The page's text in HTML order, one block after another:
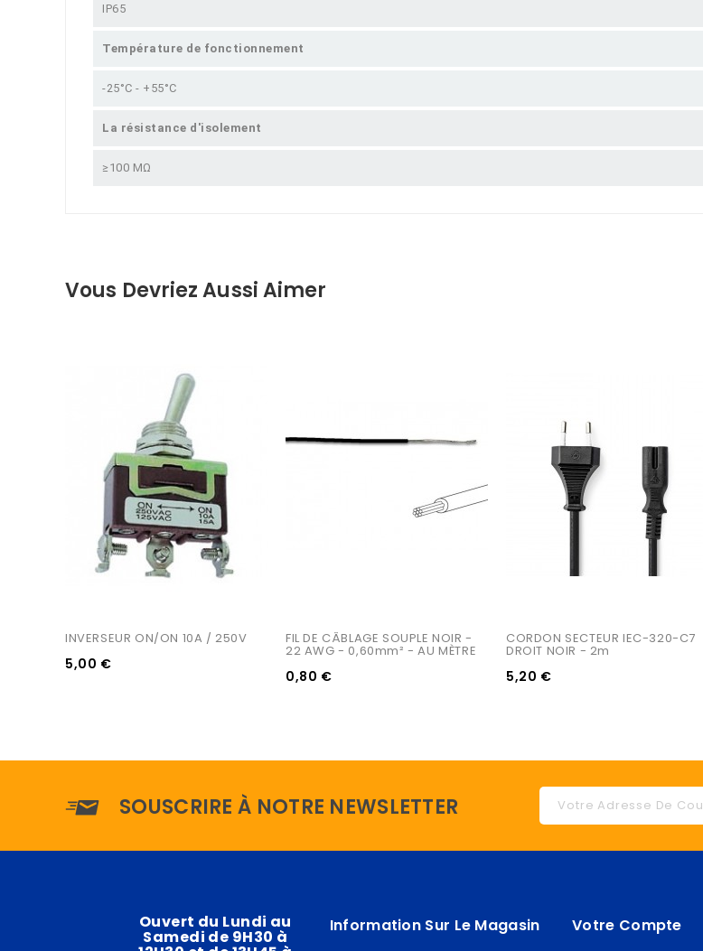
IP65
Température de fonctionnement
-25°C - +55°C
La résistance d'isolement
≥100 MΩ
Vous Devriez Aussi Aimer
INVERSEUR ON/ON 10A / 250V
5,00 €
FIL DE CÂBLAGE SOUPLE NOIR -
22 AWG - 0,60mm² - AU MÈTRE
0,80 €
CORDON SECTEUR IEC-320-C7
DROIT NOIR - 2m
5,20 €
SOUSCRIRE À NOTRE NEWSLETTER
Ouvert du Lundi au
Samedi de 9H30 à
Information Sur Le Magasin Votre Compte